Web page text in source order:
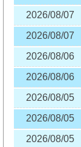
2026/08/07
2026/08/07
2026/08/06
2026/08/06
2026/08/05
2026/08/05
2026/08/05